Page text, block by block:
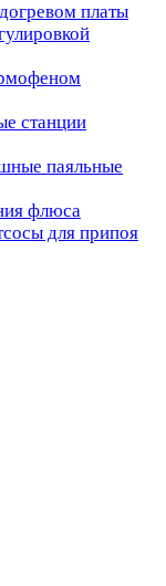
платы
станции
паяльные
флюса
для припоя